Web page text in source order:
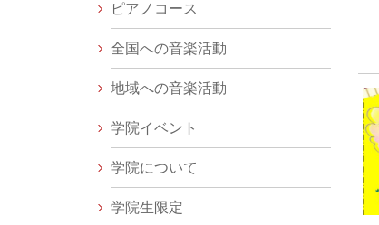
ピアノコース
全国への音楽活動
地域への音楽活動
学院イベント
学院について
学院生限定